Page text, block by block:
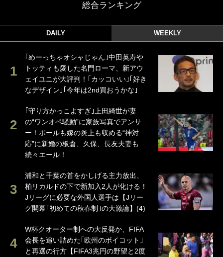
総合ランキング
DAILY WEEKLY
｢めーっちゃオシャじゃん｣中田英寿や
トッティも愛した名門ローマ、新アウ
ェイユニが大評判！｢カッコいい｣｢好き
なデザイン｣｢今年は2nd買おうかな｣
｢守り方かっこよすぎ｣上田綺世が妻
の“ワンオペ騒動”に家族写真でアンサ
ー！ボールも嫁の炎上も収める“神対
応”に新婚の板倉、久保、長友夫妻も
続々エール！
浦和と千葉の首をかしげる主力放出、
柏リカルドの下で新加入2人が化ける！
Jリーグに必要な外国人選手は【Jリー
グ開幕｢初めての秋春制｣の大激論】(4)
W杯クオーター制への大反発か、FIFA
会長を追い詰めた｢欧州のボイコット｣
と再選の行方【FIFA3兆円の野望と2度